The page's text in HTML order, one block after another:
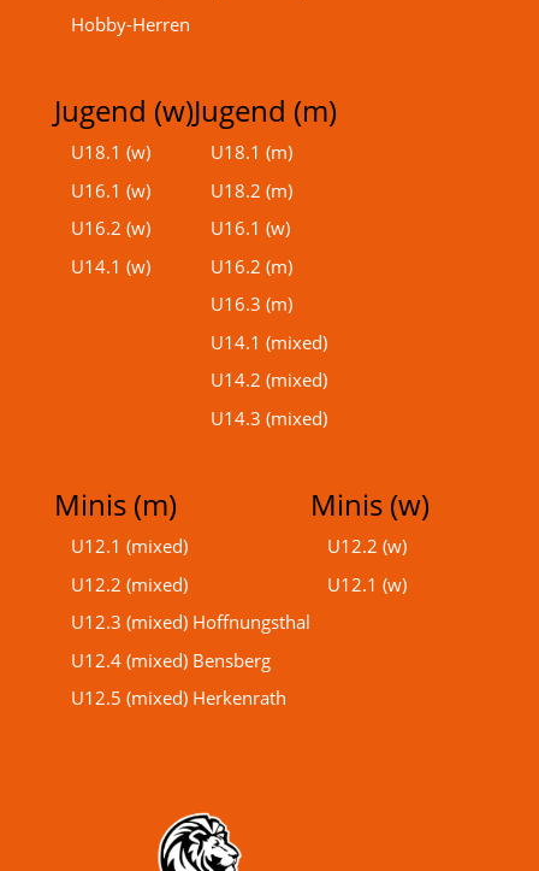
Hobby-Herren
Jugend (w)
U18.1 (w)
U16.1 (w)
U16.2 (w)
U14.1 (w)
Jugend (m)
U18.1 (m)
U18.2 (m)
U16.1 (w)
U16.2 (m)
U16.3 (m)
U14.1 (mixed)
U14.2 (mixed)
U14.3 (mixed)
Minis (m)
U12.1 (mixed)
U12.2 (mixed)
U12.3 (mixed) Hoffnungsthal
U12.4 (mixed) Bensberg
U12.5 (mixed) Herkenrath
Minis (w)
U12.2 (w)
U12.1 (w)